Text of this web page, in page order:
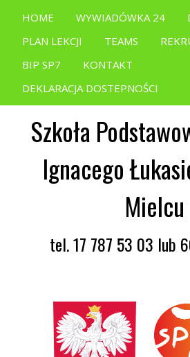
HOME WYWIADÓWKA 24
PLAN LEKCJI
TEAMS
BIP SP7
KONTAKT
DEKLARACJA DOSTEPNOŚCI
Szkoła
Ignacego
Mielcu
tel. 17 787 53 03 lub